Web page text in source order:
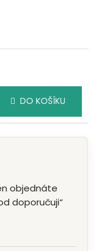
DO KOŠÍKU
objednáte
doporučuji“